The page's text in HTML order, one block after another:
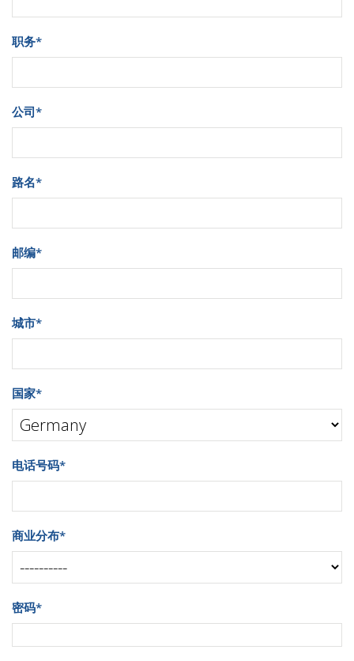
职务*
公司*
路名*
邮编*
城市*
国家*
电话号码*
商业分布*
密码*